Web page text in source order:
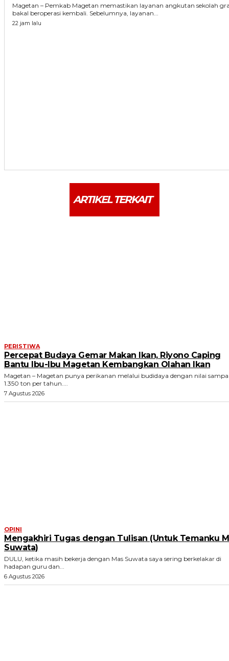
Magetan – Pemkab Magetan memastikan layanan angkutan sekolah
bakal beroperasi kembali. Sebelumnya, layanan...
22 jam lalu
ARTIKEL TERKAIT
PERISTIWA
Percepat Budaya Gemar Makan Ikan, Riyono Caping
Bantu Ibu-Ibu Magetan Kembangkan Olahan Ikan
Magetan – Magetan punya perikanan melalui budidaya dengan nilai
1.350 ton per tahun....
7 Agustus 2026
OPINI
Mengakhiri Tugas dengan Tulisan (Untuk Temanku
Suwata)
DULU, ketika masih bekerja dengan Mas Suwata saya sering berkelakar di
hadapan guru dan...
6 Agustus 2026